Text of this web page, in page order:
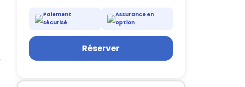
Paiement
sécurisé
Assurance en
option
Réserver